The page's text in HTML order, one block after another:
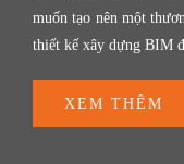
muốn tạo nên một
thiết kế xây dựng BIM
XEM THÊM